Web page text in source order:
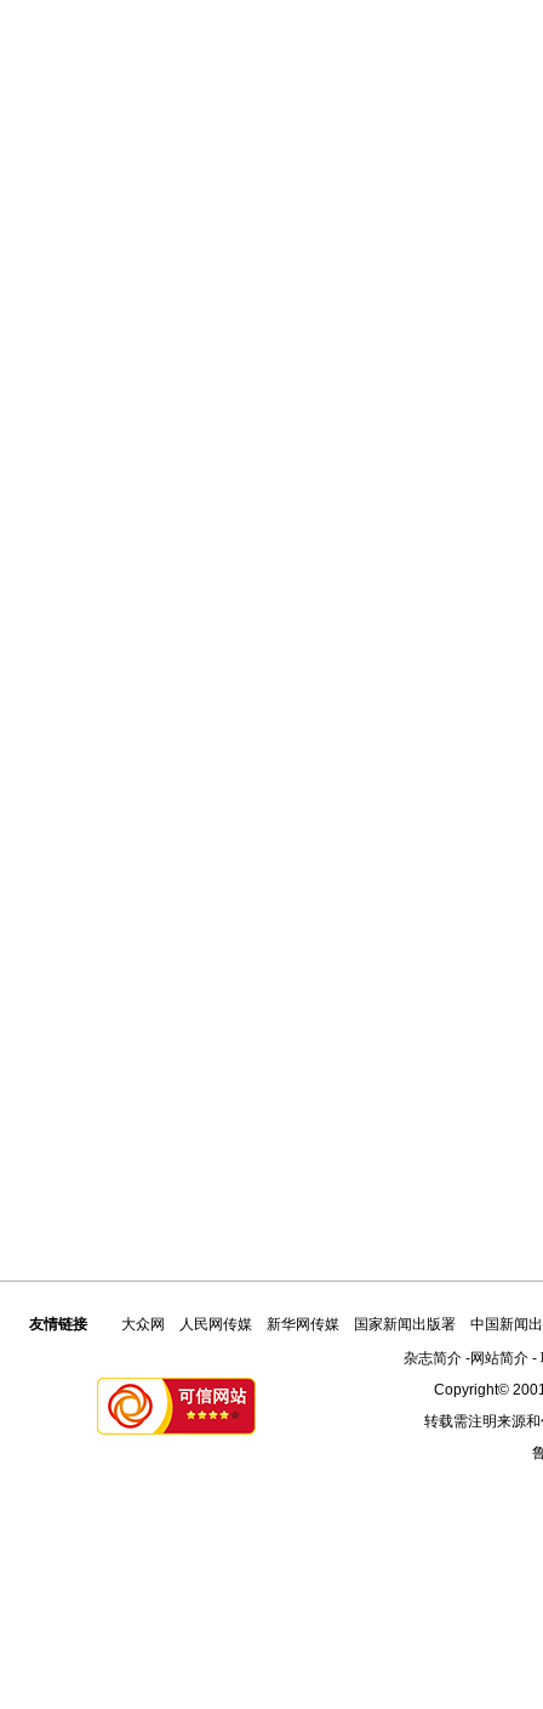
友情链接 大众网 人民网传媒 新华网传媒 国家新闻出版署
中国新闻
杂志简介-网站简介-
Copyright©
转载需注明来源